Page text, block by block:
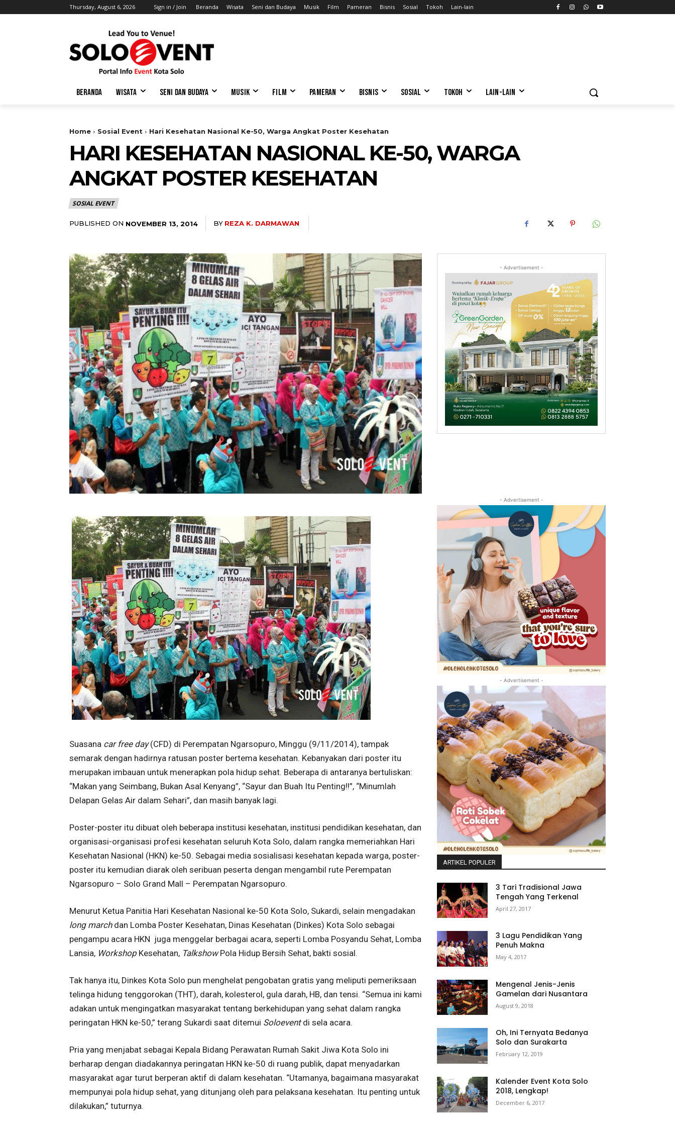
Thursday, August 6, 2026 Sign in / Join Beranda Wisata Seni dan Budaya Musik Film Pameran Bisnis Sosial Tokoh Lain-lain
BERANDA WISATA SENI DAN BUDAYA MUSIK FILM PAMERAN BISNIS SOSIAL TOKOH LAIN-LAIN
Home Sosial Event Hari Kesehatan Nasional Ke-50, Warga Angkat Poster Kesehatan
HARI KESEHATAN NASIONAL KE-50, WARGA
ANGKAT POSTER KESEHATAN
SOSIAL EVENT
PUBLISHED ON NOVEMBER 13, 2014 BY REZA K. DARMAWAN
- Advertisement -
Suasana car free day(CFD) di Perempatan Ngarsopuro, Minggu (9/11/2014), tampak
semarak dengan hadirnya ratusan poster bertema kesehatan. Kebanyakan dari poster itu
merupakan imbauan untuk menerapkan pola hidup sehat. Beberapa di antaranya bertuliskan:
“Makan yang Seimbang, Bukan Asal Kenyang”, “Sayur dan Buah Itu Penting!!”, “Minumlah
Delapan Gelas Air dalam Sehari”, dan masih banyak lagi.
Poster-poster itu dibuat oleh beberapa institusi kesehatan, institusi pendidikan kesehatan, dan
organisasi-organisasi profesi kesehatan seluruh Kota Solo, dalam rangka memeriahkan Hari
Kesehatan Nasional (HKN) ke-50. Sebagai media sosialisasi kesehatan kepada warga, poster-
poster itu kemudian diarak oleh seribuan peserta dengan mengambil rute Perempatan
Ngarsopuro – Solo Grand Mall – Perempatan Ngarsopuro.
Menurut Ketua Panitia Hari Kesehatan Nasional ke-50 Kota Solo, Sukardi, selain mengadakan
long march dan Lomba Poster Kesehatan, Dinas Kesehatan (Dinkes) Kota Solo sebagai
pengampu acara HKN juga menggelar berbagai acara, seperti Lomba Posyandu Sehat, Lomba
Lansia, Workshop Kesehatan, TalkshowPola Hidup Bersih Sehat, bakti sosial.
Tak hanya itu, Dinkes Kota Solo pun menghelat pengobatan gratis yang meliputi pemeriksaan
telinga hidung tenggorokan (THT), darah, kolesterol, gula darah, HB, dan tensi. “Semua ini kami
adakan untuk mengingatkan masyarakat tentang berkehidupan yang sehat dalam rangka
peringatan HKN ke-50,” terang Sukardi saat ditemui Soloevent di sela acara.
Pria yang menjabat sebagai Kepala Bidang Perawatan Rumah Sakit Jiwa Kota Solo ini
berharap dengan diadakannya peringatan HKN ke-50 di ruang publik, dapat menyadarkan
masyarakat agar turut berperan aktif di dalam kesehatan. “Utamanya, bagaimana masyarakat
mempunyai pola hidup sehat, yang ditunjang oleh para pelaksana kesehatan. Itu penting untuk
dilakukan,” tuturnya.
- Advertisement -
- Advertisement -
ARTIKEL POPULER
3 Tari Tradisional Jawa
Tengah Yang Terkenal
April 27, 2017
3 Lagu Pendidikan Yang
Penuh Makna
May 4, 2017
Mengenal Jenis-Jenis
Gamelan dari Nusantara
August 9, 2018
Oh, Ini Ternyata Bedanya
Solo dan Surakarta
February 12, 2019
Kalender Event Kota Solo
2018, Lengkap!
December 6, 2017